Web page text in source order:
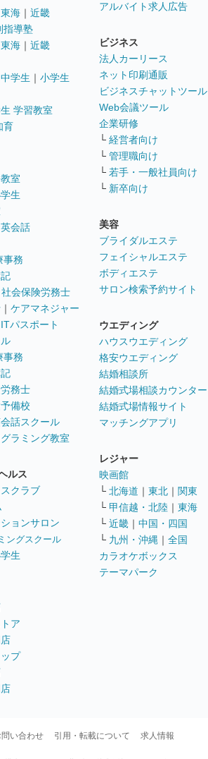
東海 ｜ 近畿
指導塾
東海 ｜ 近畿
中学生 ｜ 小学生
学習教室
育
室
生
会話
事務
社会保険労務士
｜ ケアマネジャー
ITパスポート
事務
務士
備校
話スクール
ラミング教室
ルス
クラブ
ョンサロン
ングスクール
生
ア
プ
アルバイト求人広告
ビジネス
法人カーリース
ネット印刷通販
ビジネスチャットツール
Web会議ツール
企業研修
└ 経営者向け
└ 管理職向け
└ 若手・一般社員向け
└ 新卒向け
美容
ブライダルエステ
フェイシャルエステ
ボディエステ
サロン検索予約サイト
ウエディング
ハウスウエディング
格安ウエディング
結婚相談所
結婚式場相談カウンター
結婚式場情報サイト
マッチングアプリ
レジャー
映画館
└ 北海道 ｜ 東北 ｜ 関東
└ 甲信越・北陸 ｜ 東海
└ 近畿 ｜ 中国・四国
└ 九州・沖縄 ｜ 全国
カラオケボックス
テーマパーク
問い合わせ 引用・転載について 求人情報